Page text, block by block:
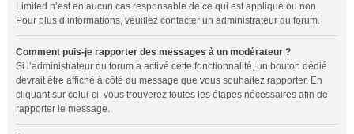
Limited n’est en aucun cas responsable de ce qui est appliqué ou non.
Pour plus d’informations, veuillez contacter un administrateur du forum.
Comment puis-je rapporter des messages à un modérateur ?
Si l’administrateur du forum a activé cette fonctionnalité, un bouton dédié
devrait être affiché à côté du message que vous souhaitez rapporter. En
cliquant sur celui-ci, vous trouverez toutes les étapes nécessaires afin de
rapporter le message.